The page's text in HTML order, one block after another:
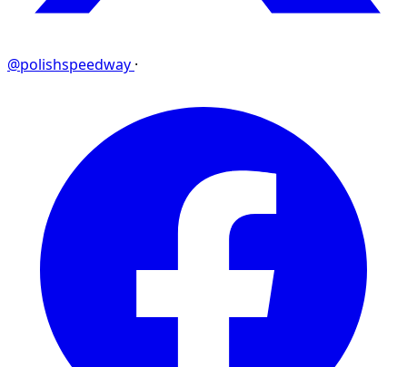
@polishspeedway ·